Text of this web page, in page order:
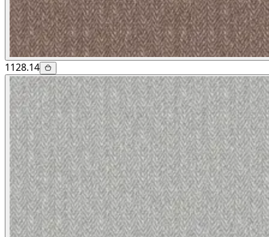
1128.14